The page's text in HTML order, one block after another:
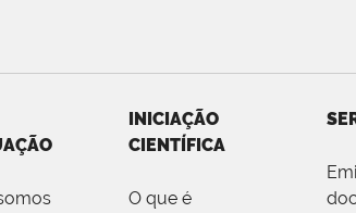
INICIAÇÃO
CIENTÍFICA
O que é